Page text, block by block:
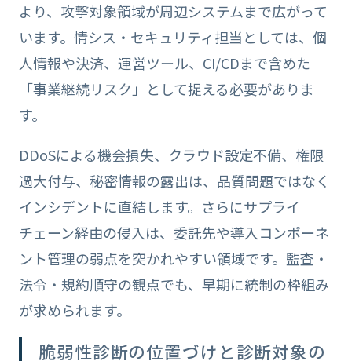
より、攻撃対象領域が周辺システムまで広がって
います。情シス・セキュリティ担当としては、個
人情報や決済、運営ツール、CI/CDまで含めた
「事業継続リスク」として捉える必要がありま
す。
DDoSによる機会損失、クラウド設定不備、権限
過大付与、秘密情報の露出は、品質問題ではなく
インシデントに直結します。さらにサプライ
チェーン経由の侵入は、委託先や導入コンポーネ
ント管理の弱点を突かれやすい領域です。監査・
法令・規約順守の観点でも、早期に統制の枠組み
が求められます。
脆弱性診断の位置づけと診断対象の